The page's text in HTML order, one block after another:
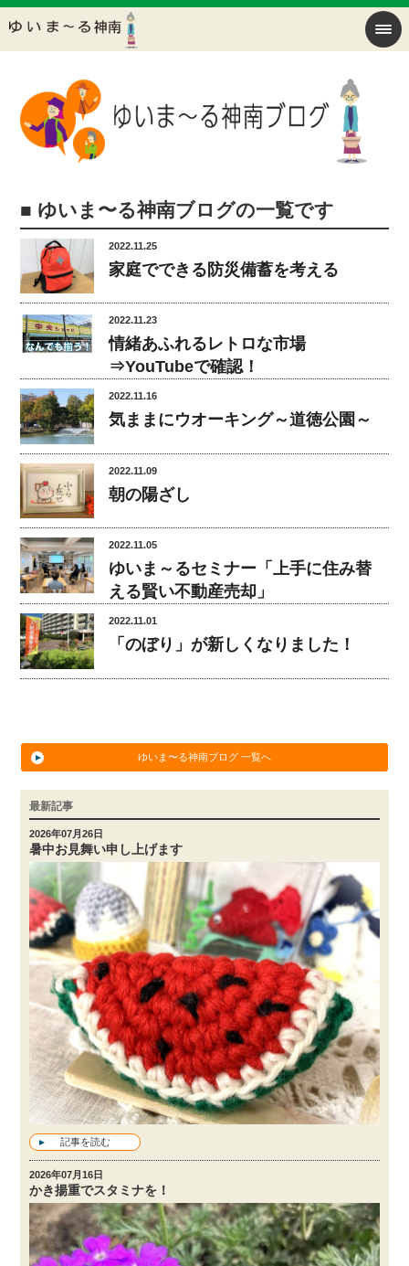
■ ゆいま〜る神南ブログの一覧です
2022.11.25
家庭でできる防災備蓄を考える
2022.11.23
情緒あふれるレトロな市場
⇒YouTubeで確認！
2022.11.16
気ままにウオーキング～道徳公園～
2022.11.09
朝の陽ざし
2022.11.05
ゆいま～るセミナー「上手に住み替
える賢い不動産売却」
2022.11.01
「のぼり」が新しくなりました！
ゆいま〜る神南ブログ 一覧へ
最新記事
2026年07月26日
暑中お見舞い申し上げます
記事を読む
2026年07月16日
かき揚重でスタミナを！